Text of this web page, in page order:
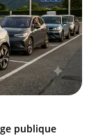
publique